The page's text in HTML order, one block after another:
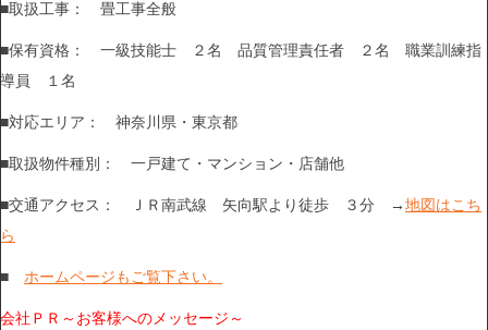
■取扱工事： 畳工事全般
■保有資格： 一級技能士 ２名 品質管理責任者 ２名 職業訓練指
導員 １名
■対応エリア： 神奈川県・東京都
■取扱物件種別： 一戸建て・マンション・店舗他
■交通アクセス： ＪＲ南武線 矢向駅より徒歩 ３分 → 地図はこち
ら
■ ホームページもご覧下さい。
会社ＰＲ～お客様へのメッセージ～